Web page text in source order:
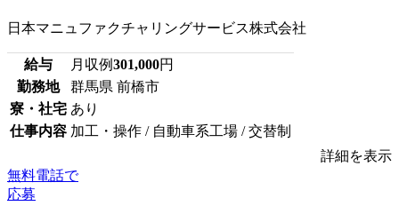
日本マニュファクチャリングサービス株式会社
給与 月収例301,000円
勤務地
群馬県 前橋市
寮・社宅 あり
仕事内容 加工・操作 / 自動車系工場 / 交替制
詳細を表示
無料電話で
応募